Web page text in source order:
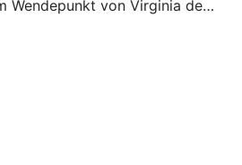
Wendepunkt von Virginia de…